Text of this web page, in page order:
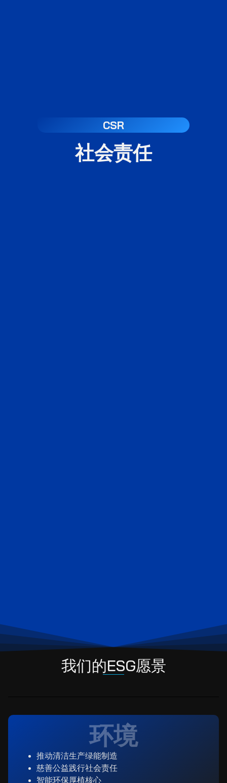
CSR
社会责任
我们的ESG愿景
环境
推动清洁生产绿能制造
慈善公益践行社会责任
智能环保厚植核心